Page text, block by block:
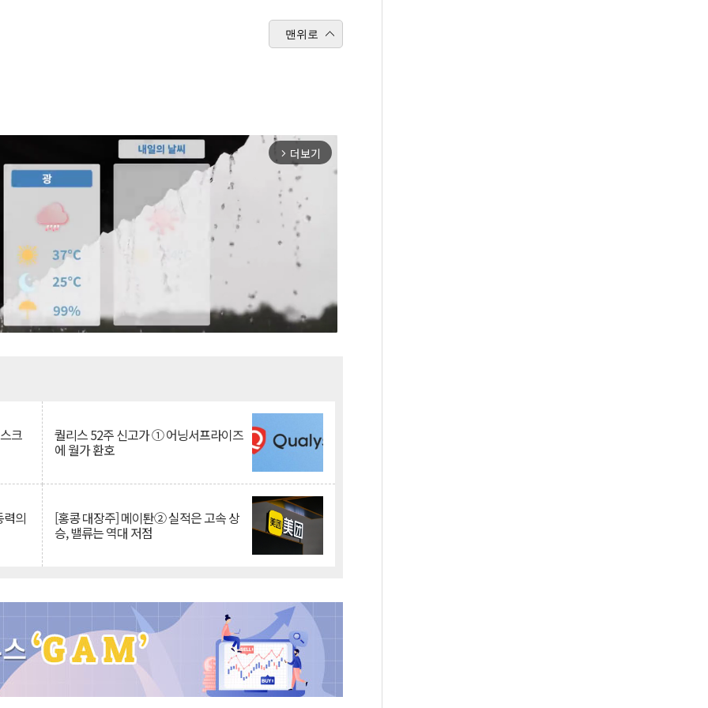
맨위로
arrow_forward_ios 더보기
크 퀄리스 52주 신고가 ① 어닝서프라이즈
에 월가 환호
의 [홍콩 대장주] 메이퇀② 실적은 고속 상
승, 밸류는 역대 저점